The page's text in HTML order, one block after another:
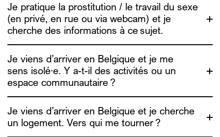
info4escorts.be
Je pratique la prostitution / le travail du sexe
(en privé, en rue ou via webcam) et je
cherche des informations à ce sujet.
Travail du sexe en privé ou via webcam
conseils et outils de réduction des risques sur le
siteinfo4escorts.be. Une vidéo est aussi disponible pour
Travail du sexe en rue : Alias est en rue et dans les lieux
de consommation sexuelle les vendredi et samedi
soir/nuit, c’est un moment où on peut échanger des
Je viens d’arriver en Belgique et je me
sens isolé·e. Y a-t-il des activités ou un
espace communautaire ?
Je viens d’arriver en Belgique et je cherche
un logement. Vers qui me tourner ?